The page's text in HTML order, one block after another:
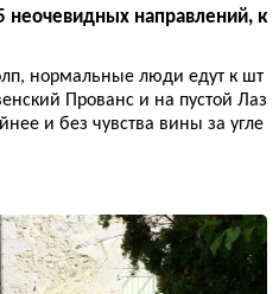
направлений, к
нормальные люди едут к шт
Прованс и на пустой Лаз
и без чувства вины за угле